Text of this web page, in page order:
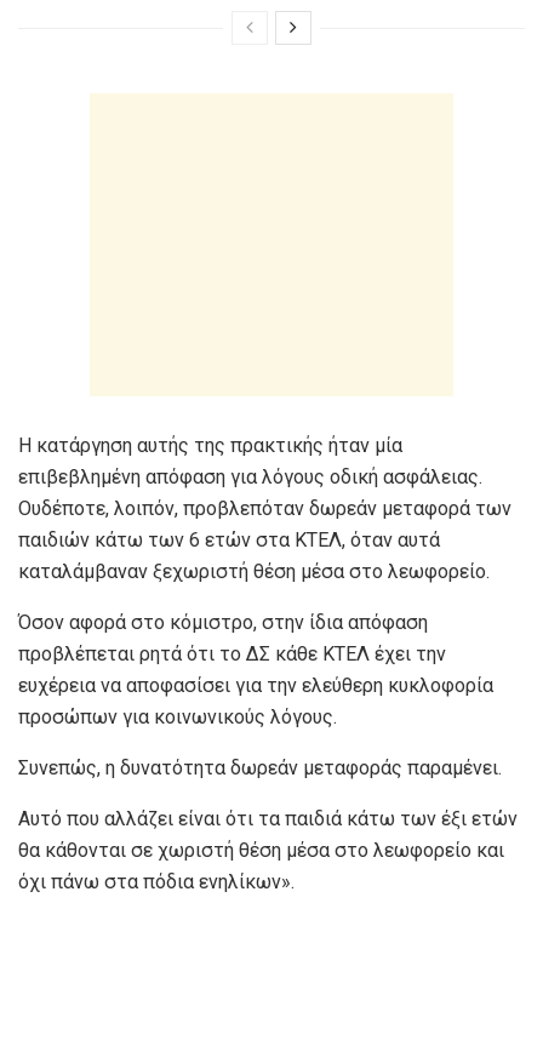
Η κατάργηση αυτής της πρακτικής ήταν μία
επιβεβλημένη απόφαση για λόγους οδική ασφάλειας.
Ουδέποτε, λοιπόν, προβλεπόταν δωρεάν μεταφορά των
παιδιών κάτω των 6 ετών στα ΚΤΕΛ, όταν αυτά
καταλάμβαναν ξεχωριστή θέση μέσα στο λεωφορείο.
Όσον αφορά στο κόμιστρο, στην ίδια απόφαση
προβλέπεται ρητά ότι το ΔΣ κάθε ΚΤΕΛ έχει την
ευχέρεια να αποφασίσει για την ελεύθερη κυκλοφορία
προσώπων για κοινωνικούς λόγους.
Συνεπώς, η δυνατότητα δωρεάν μεταφοράς παραμένει.
Αυτό που αλλάζει είναι ότι τα παιδιά κάτω των έξι ετών
θα κάθονται σε χωριστή θέση μέσα στο λεωφορείο και
όχι πάνω στα πόδια ενηλίκων».